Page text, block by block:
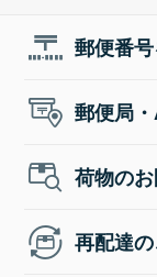
郵便番
郵便局
荷物の
再配達